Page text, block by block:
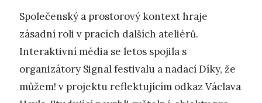
Společenský a prostorový kontext hraje
zásadní roli v pracích dalších ateliérů.
Interaktivní média se letos spojila s
organizátory Signal festivalu a nadací Díky, že
můžem! v projektu reflektujícím odkaz Václava